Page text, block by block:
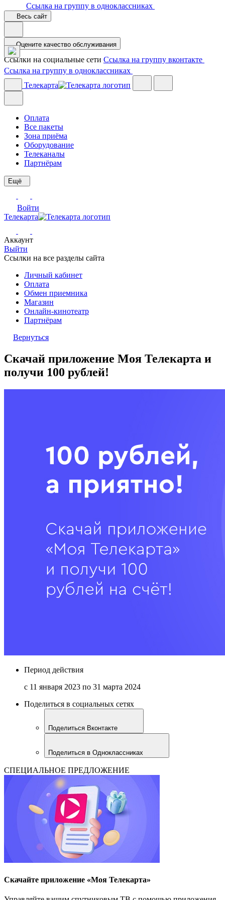
Ссылка на группу в одноклассниках
Весь сайт
Оцените качество обслуживания
Ссылки на социальные сети Ссылка на группу вконтакте
Ссылка на группу в одноклассниках
Телекарта
Оплата
Все пакеты
Зона приёма
Оборудование
Телеканалы
Партнёрам
Ещё
Войти
Телекарта
Аккаунт
Выйти
Ссылки на все разделы сайта
Личный кабинет
Оплата
Обмен приемника
Магазин
Онлайн-кинотеатр
Партнёрам
Вернуться
Скачай приложение Моя Телекарта и
получи 100 рублей!
Период действия
с 11 января 2023 по 31 марта 2024
Поделиться в социальных сетях
Поделиться Вконтакте
Поделиться в Одноклассниках
СПЕЦИАЛЬНОЕ ПРЕДЛОЖЕНИЕ
Скачайте приложение «Моя Телекарта»